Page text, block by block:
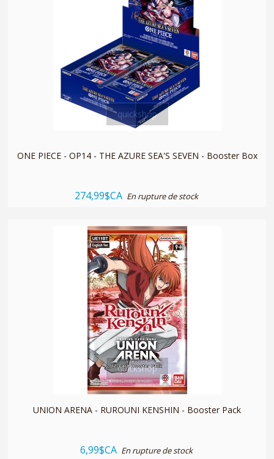
quickshop
ONE PIECE - OP14 - THE AZURE SEA'S SEVEN - Booster Box
274,99$CA En rupture de stock
quickshop
UNION ARENA - RUROUNI KENSHIN - Booster Pack
6,99$CA En rupture de stock